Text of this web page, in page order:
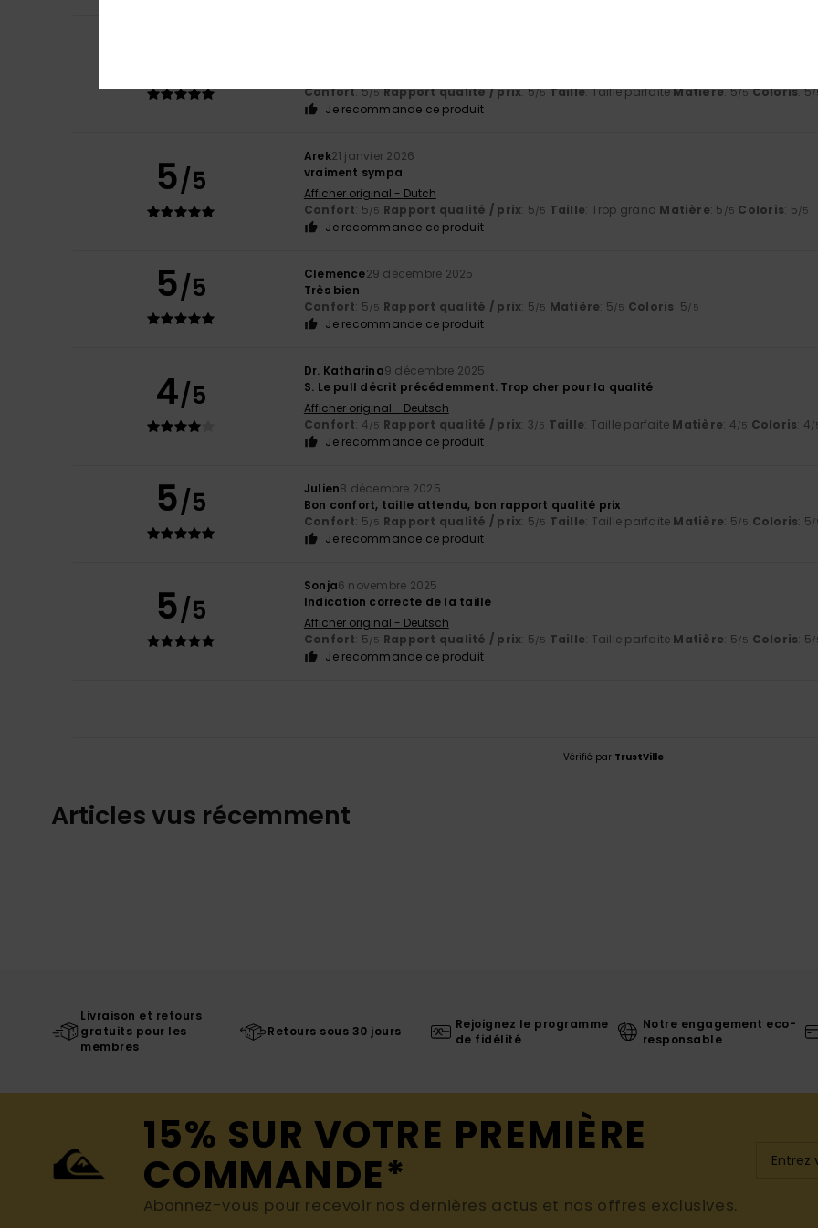
Confort: 5/5 Rapport qualité / prix: 5/5 Taille: Taille parfaiteMatière: 5/5 Coloris: 5/
Je recommande ce produit
5/5
Arek21 janvier 2026
vraiment sympa
Afficher original - Dutch
Confort: 5/5 Rapport qualité / prix: 5/5 Taille: Trop grand Matière: 5 /5 Coloris: 5/5
Je recommande ce produit
5/5 Clemence29 décembre 2025
Très bien
Confort: 5/5 Rapport qualité / prix: 5/5 Matière: 5/5 Coloris: 5/5
Je recommande ce produit
4/5
Dr. Katharina9 décembre 2025
S. Le pull décrit précédemment. Trop cher pour la qualité
Afficher original - Deutsch
Confort: 4/5 Rapport qualité / prix: 3/5 Taille: Taille parfaite Matière: 4/5 Coloris: 4/
Je recommande ce produit
5/5 Julien8 décembre 2025
Bon confort, taille attendu, bon rapport qualité prix
Confort: 5/5 Rapport qualité / prix: 5/5 Taille: Taille parfaite Matière: 5/5 Coloris: 5/
Je recommande ce produit
5/5
Sonja6 novembre 2025
Indication correcte de la taille
Afficher original - Deutsch
Confort: 5/5 Rapport qualité / prix: 5/5 Taille: Taille parfaite Matière: 5/5 Coloris: 5/
Je recommande ce produit
Vérifié par TrustVille
Articles vus récemment
Livraison et retours
gratuits pour les
membres
Retours sous 30 jours
Rejoignez le programme
de fidélité
Notre engagement eco-
responsable
15% SUR VOTRE PREMIÈRE
COMMANDE*
Abonnez-vous pour recevoir nos dernières actus et nos offres exclusives.